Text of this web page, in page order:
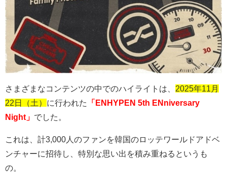
さまざまなコンテンツの中でのハイライトは、 2025年11月
22日（土） に行われた
「ENHYPEN 5th ENniversary
Night」 でした。
これは、計3,000 人のファンを韓国のロッテワールドアドベ
ンチャーに招待し、特別な思い出を積み重ねるというも
の。